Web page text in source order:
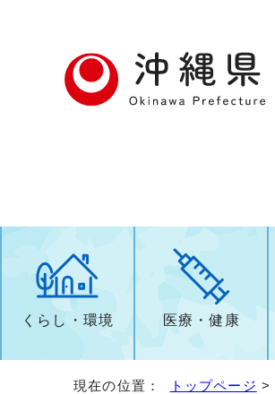
くらし・環境 医療・健康
現在の位置： トップページ >